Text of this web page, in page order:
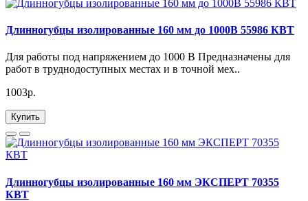
Длинногубцы изолированные 160 мм до 1000В 55986 КВТ
Для работы под напряжением до 1000 В Предназначены для
работ в труднодоступных местах и в точной мех..
1003р.
Купить
Длинногубцы изолированные 160 мм ЭКСПЕРТ 70355
КВТ